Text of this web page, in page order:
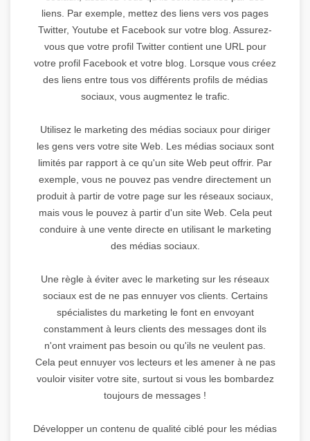
liens. Par exemple, mettez des liens vers vos pages
Twitter, Youtube et Facebook sur votre blog. Assurez-
vous que votre profil Twitter contient une URL pour
votre profil Facebook et votre blog. Lorsque vous créez
des liens entre tous vos différents profils de médias
sociaux, vous augmentez le trafic.
Utilisez le marketing des médias sociaux pour diriger
les gens vers votre site Web. Les médias sociaux sont
limités par rapport à ce qu'un site Web peut offrir. Par
exemple, vous ne pouvez pas vendre directement un
produit à partir de votre page sur les réseaux sociaux,
mais vous le pouvez à partir d'un site Web. Cela peut
conduire à une vente directe en utilisant le marketing
des médias sociaux.
Une règle à éviter avec le marketing sur les réseaux
sociaux est de ne pas ennuyer vos clients. Certains
spécialistes du marketing le font en envoyant
constamment à leurs clients des messages dont ils
n'ont vraiment pas besoin ou qu'ils ne veulent pas.
Cela peut ennuyer vos lecteurs et les amener à ne pas
vouloir visiter votre site, surtout si vous les bombardez
toujours de messages !
Développer un contenu de qualité ciblé pour les médias